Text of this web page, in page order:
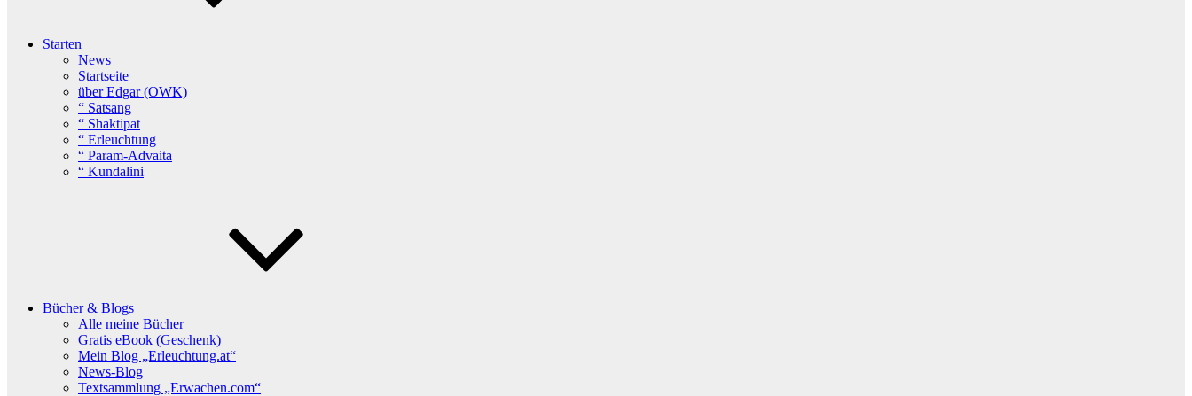
Starten
News
Startseite
über Edgar (OWK)
“ Satsang
“ Shaktipat
“ Erleuchtung
“ Param-Advaita
“ Kundalini
Bücher & Blogs
Alle meine Bücher
Gratis eBook (Geschenk)
Mein Blog „Erleuchtung.at“
News-Blog
Textsammlung „Erwachen.com“